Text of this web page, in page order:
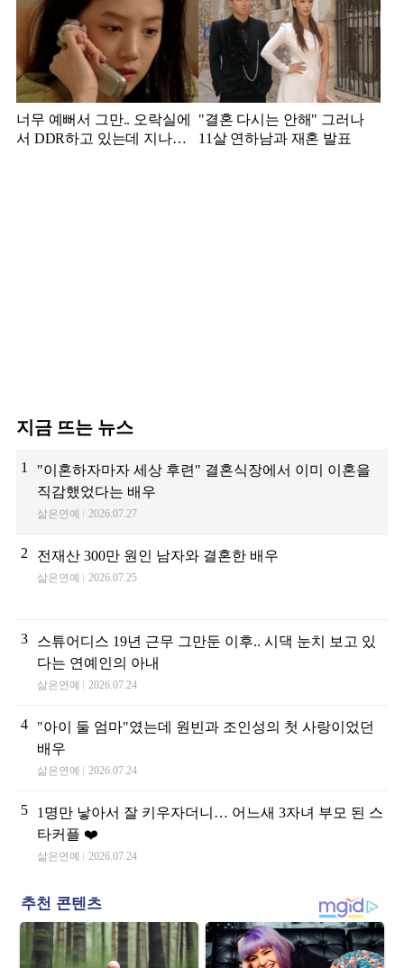
너무 예뻐서 그만.. 오락실에
서 DDR하고 있는데 지나가
"결혼 다시는 안해" 그러나
11살 연하남과 재혼 발표
지금 뜨는 뉴스
1
"이혼하자마자 세상 후련" 결혼식장에서 이미 이혼을
직감했었다는 배우
삶은연예 2026.07.27
2 전재산 300만 원인 남자와 결혼한 배우
삶은연예 2026.07.25
3
스튜어디스 19년 근무 그만둔 이후.. 시댁 눈치 보고 있
다는 연예인의 아내
삶은연예 2026.07.24
4
"아이 둘 엄마"였는데 원빈과 조인성의 첫 사랑이었던
배우
삶은연예 2026.07.24
5
1명만 낳아서 잘 키우자더니… 어느새 3자녀 부모 된 스
타커플 ❤️
삶은연예 2026.07.24